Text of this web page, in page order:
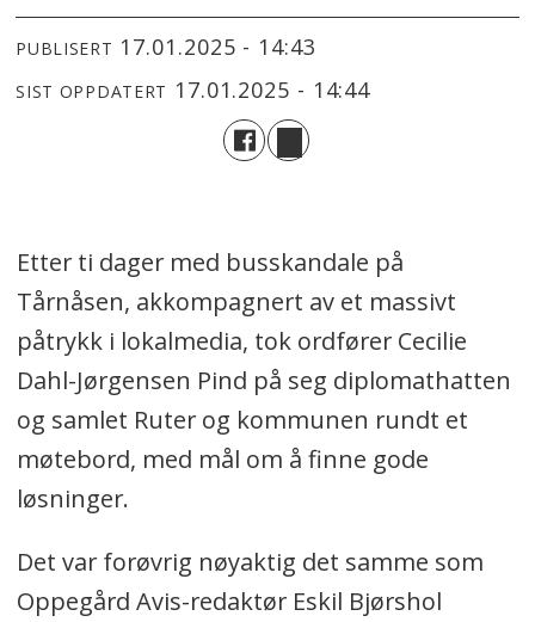
PUBLISERT 17.01.2025 - 14:43
SIST OPPDATERT 17.01.2025 - 14:44
Etter ti dager med busskandale på
Tårnåsen, akkompagnert av et massivt
påtrykk i lokalmedia, tok ordfører Cecilie
Dahl-Jørgensen Pind på seg diplomathatten
og samlet Ruter og kommunen rundt et
møtebord, med mål om å finne gode
løsninger.
Det var forøvrig nøyaktig det samme som
Oppegård Avis-redaktør Eskil Bjørshol